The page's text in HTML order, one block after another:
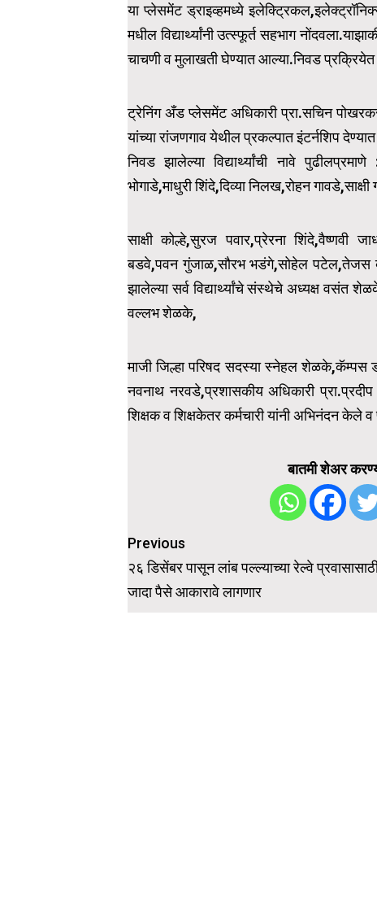
या प्लेसमेंट ड्राइव्हमध्ये
मधील विद्यार्थ्यांनी उत्स्फूर्त सहभाग
चाचणी व मुलाखती घेण्यात आल्या.निवड प्रक्रियेत
ट्रेनिंग अँड प्लेसमेंट अधिकारी प्रा.सचिन पोखरकर
यांच्या रांजणगाव येथील प्रकल्पात इंटर्नशिप
निवड झालेल्या विद्यार्थ्यांची नावे
भोगाडे,माधुरी शिंदे,दिव्या निलख,रोहन गावडे,साक्षी
साक्षी कोल्हे,सुरज पवार,प्रेरना शिंदे,वैष्णवी
बडवे,पवन गुंजाळ,सौरभ भडंगे,सोहेल पटेल,तेजस
झालेल्या सर्व विद्यार्थ्यांचे संस्थेचे अध्यक्ष वसंत
वल्लभ शेळके,
माजी जिल्हा परिषद सदस्या स्नेहल शेळके,कॅम्पस
नवनाथ नरवडे,प्रशासकीय अधिकारी
शिक्षक व शिक्षकेतर कर्मचारी यांनी अभिनंदन केले
बातमी शेअर
Post
navigation
Previous
२६ डिसेंबर पासून लांब पल्ल्याच्या रेल्वे
जादा पैसे आकारावे लागणार